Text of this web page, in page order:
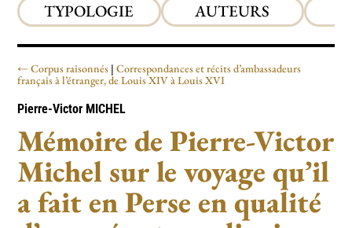
TYPOLOGIE AUTEURS
Corpus raisonnés Correspondances et récits d’ambassadeurs
français à l’étranger, de Louis XIV à Louis XVI
Pierre-Victor MICHEL
Mémoire de Pierre-Victor
Michel sur le voyage qu’il
a fait en Perse en qualité